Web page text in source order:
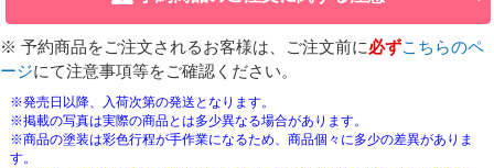
※ 予約商品をご注文されるお客様は、ご注文前に必ずこちらのペ
ージにて注意事項等をご確認ください。
※発売日以降、入荷次第の発送となります。
※掲載の写真は実際の商品とは多少異なる場合があります。
※商品の塗装は彩色行程が手作業になるため、商品個々に多少の差異がありま
す。